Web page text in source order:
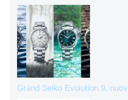
Grand Seiko Evolution 9,